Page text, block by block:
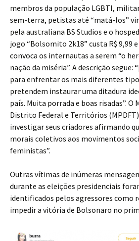
membros da população LGBTI,
sem-terra, petistas até “matá-los”
pela australiana BS Studios e o
jogo “Bolsomito 2k18” custa R$ 9,99
convoca os internautas a serem “o
nação da miséria”. A descrição segue:
para enfrentar os mais diferentes
pretendem instaurar uma ditadura
país. Muita porrada e boas risadas”.
Distrito Federal e Territórios
investigar seus criadores afirmando
morais coletivos aos movimentos
feministas”.
Outras vítimas de inúmeras
durante as eleições presidenciais
identificados pelos agressores como
impedir a vitória de Bolsonaro no